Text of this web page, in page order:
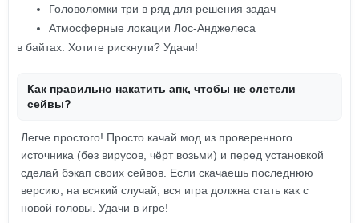
Головоломки три в ряд для решения задач
Атмосферные локации Лос-Анджелеса
в байтах. Хотите рискнути? Удачи!
Как правильно накатить апк, чтобы не слетели
сейвы?
Легче простого! Просто качай мод из проверенного
источника (без вирусов, чёрт возьми) и перед установкой
сделай бэкап своих сейвов. Если скачаешь последнюю
версию, на всякий случай, вся игра должна стать как с
новой головы. Удачи в игре!